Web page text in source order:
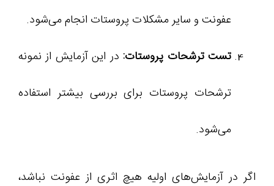
عفونت و سایر مشکلات پروستات انجام می‌شود.
تست ترشحات پروستات:در این آزمایش از نمونه
ترشحات پروستات برای بررسی بیشتر استفاده
می‌شود.
اگر در آزمایش‌های اولیه هیچ اثری از عفونت نباشد،